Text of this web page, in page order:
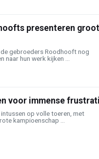
presenteren
gebroeders Roodhooft nog
hun werk kijken ...
voor immense
op volle toeren, met
kampioenschap ...